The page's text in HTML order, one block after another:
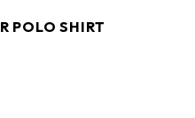
POLO SHIRT